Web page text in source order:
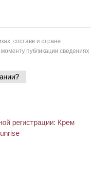
составе и стране
публикации сведениях